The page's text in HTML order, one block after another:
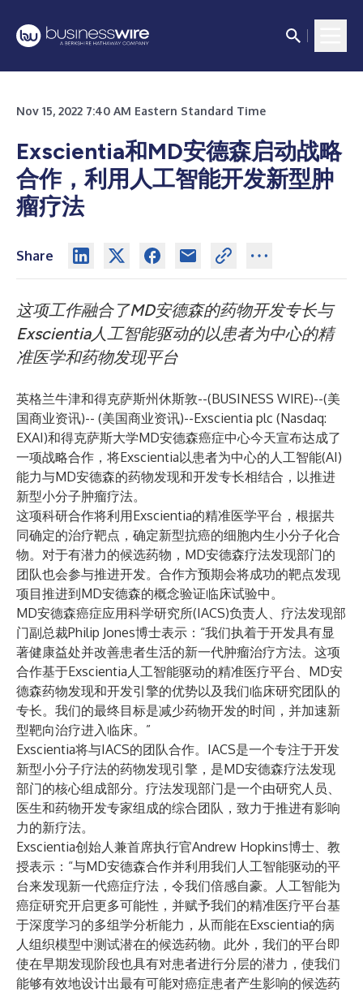
Nov 15, 2022 7:40 AM Eastern Standard Time
Exscientia和MD安德森启动战略
合作，利用人工智能开发新型肿
瘤疗法
Share
这项工作融合了MD安德森的药物开发专长与
Exscientia人工智能驱动的以患者为中心的精
准医学和药物发现平台
英格兰牛津和得克萨斯州休斯敦--(BUSINESS WIRE)--(美
国商业资讯)-- (美国商业资讯)--Exscientia plc (Nasdaq:
EXAI)和得克萨斯大学MD安德森癌症中心今天宣布达成了
一项战略合作，将Exscientia以患者为中心的人工智能(AI)
能力与MD安德森的药物发现和开发专长相结合，以推进
新型小分子肿瘤疗法。
这项科研合作将利用Exscientia的精准医学平台，根据共
同确定的治疗靶点，确定新型抗癌的细胞内生小分子化合
物。对于有潜力的候选药物，MD安德森疗法发现部门的
团队也会参与推进开发。合作方预期会将成功的靶点发现
项目推进到MD安德森的概念验证临床试验中。
MD安德森癌症应用科学研究所(IACS)负责人、疗法发现部
门副总裁Philip Jones博士表示：“我们执着于开发具有显
著健康益处并改善患者生活的新一代肿瘤治疗方法。这项
合作基于Exscientia人工智能驱动的精准医疗平台、MD安
德森药物发现和开发引擎的优势以及我们临床研究团队的
专长。我们的最终目标是减少药物开发的时间，并加速新
型靶向治疗进入临床。”
Exscientia将与IACS的团队合作。IACS是一个专注于开发
新型小分子疗法的药物发现引擎，是MD安德森疗法发现
部门的核心组成部分。疗法发现部门是一个由研究人员、
医生和药物开发专家组成的综合团队，致力于推进有影响
力的新疗法。
Exscientia创始人兼首席执行官Andrew Hopkins博士、教
授表示：“与MD安德森合作并利用我们人工智能驱动的平
台来发现新一代癌症疗法，令我们倍感自豪。人工智能为
癌症研究开启更多可能性，并赋予我们的精准医疗平台基
于深度学习的多组学分析能力，从而能在Exscientia的病
人组织模型中测试潜在的候选药物。此外，我们的平台即
使在早期发现阶段也具有对患者进行分层的潜力，使我们
能够有效地设计出最有可能对癌症患者产生影响的候选药